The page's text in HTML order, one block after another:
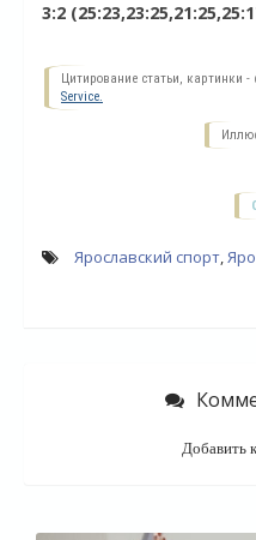
3:2
Цитирование статьи, картинки -
Service.
Ярославский спорт,
Добавить